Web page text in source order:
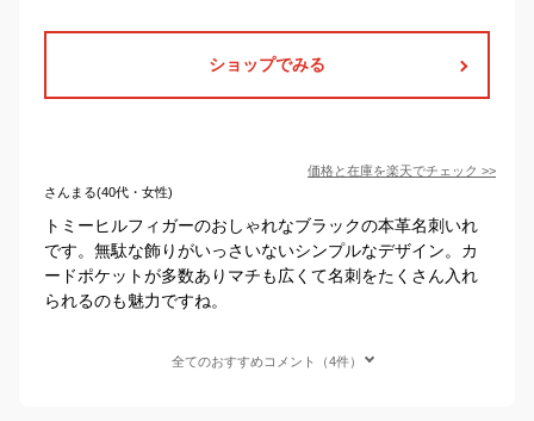
ショップでみる
価格と在庫を楽天でチェック >>
さんまる(40代・女性)
トミーヒルフィガーのおしゃれなブラックの本革名刺いれ
です。無駄な飾りがいっさいないシンプルなデザイン。カ
ードポケットが多数ありマチも広くて名刺をたくさん入れ
られるのも魅力ですね。
全てのおすすめコメント（4件）